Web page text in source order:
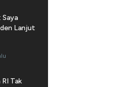
Saya
Lanjut
Tak